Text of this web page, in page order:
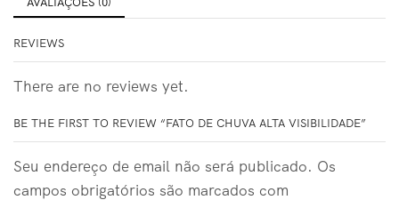
REVIEWS
There are no reviews yet.
BE THE FIRST TO REVIEW “FATO DE CHUVA ALTA VISIBILIDADE”
Seu endereço de email não será publicado. Os
campos obrigatórios são marcados com